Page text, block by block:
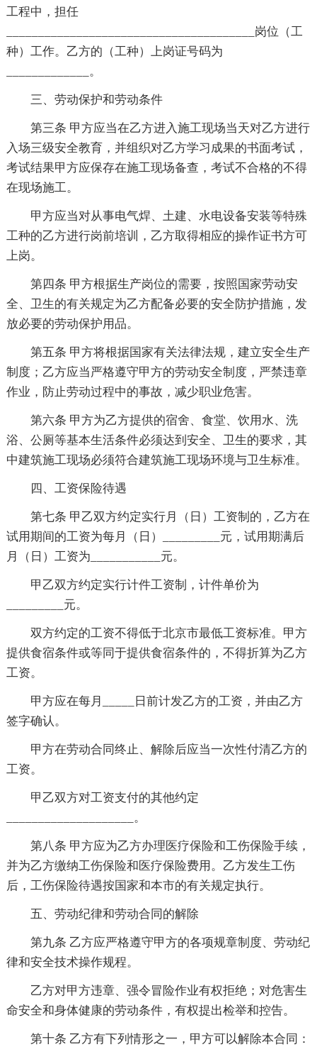
工程中，担任
_______________________________________岗位（工
种）工作。乙方的（工种）上岗证号码为
_____________。
三、劳动保护和劳动条件
第三条 甲方应当在乙方进入施工现场当天对乙方进行
入场三级安全教育，并组织对乙方学习成果的书面考试，
考试结果甲方应保存在施工现场备查，考试不合格的不得
在现场施工。
甲方应当对从事电气焊、土建、水电设备安装等特殊
工种的乙方进行岗前培训，乙方取得相应的操作证书方可
上岗。
第四条 甲方根据生产岗位的需要，按照国家劳动安
全、卫生的有关规定为乙方配备必要的安全防护措施，发
放必要的劳动保护用品。
第五条 甲方将根据国家有关法律法规，建立安全生产
制度；乙方应当严格遵守甲方的劳动安全制度，严禁违章
作业，防止劳动过程中的事故，减少职业危害。
第六条 甲方为乙方提供的宿舍、食堂、饮用水、洗
浴、公厕等基本生活条件必须达到安全、卫生的要求，其
中建筑施工现场必须符合建筑施工现场环境与卫生标准。
四、工资保险待遇
第七条 甲乙双方约定实行月（日）工资制的，乙方在
试用期间的工资为每月（日）_________元，试用期满后
月（日）工资为___________元。
甲乙双方约定实行计件工资制，计件单价为
_________元。
双方约定的工资不得低于北京市最低工资标准。甲方
提供食宿条件或等同于提供食宿条件的，不得折算为乙方
工资。
甲方应在每月_____日前计发乙方的工资，并由乙方
签字确认。
甲方在劳动合同终止、解除后应当一次性付清乙方的
工资。
甲乙双方对工资支付的其他约定
____________________。
第八条 甲方应为乙方办理医疗保险和工伤保险手续，
并为乙方缴纳工伤保险和医疗保险费用。乙方发生工伤
后，工伤保险待遇按国家和本市的有关规定执行。
五、劳动纪律和劳动合同的解除
第九条 乙方应严格遵守甲方的各项规章制度、劳动纪
律和安全技术操作规程。
乙方对甲方违章、强令冒险作业有权拒绝；对危害生
命安全和身体健康的劳动条件，有权提出检举和控告。
第十条 乙方有下列情形之一，甲方可以解除本合同：